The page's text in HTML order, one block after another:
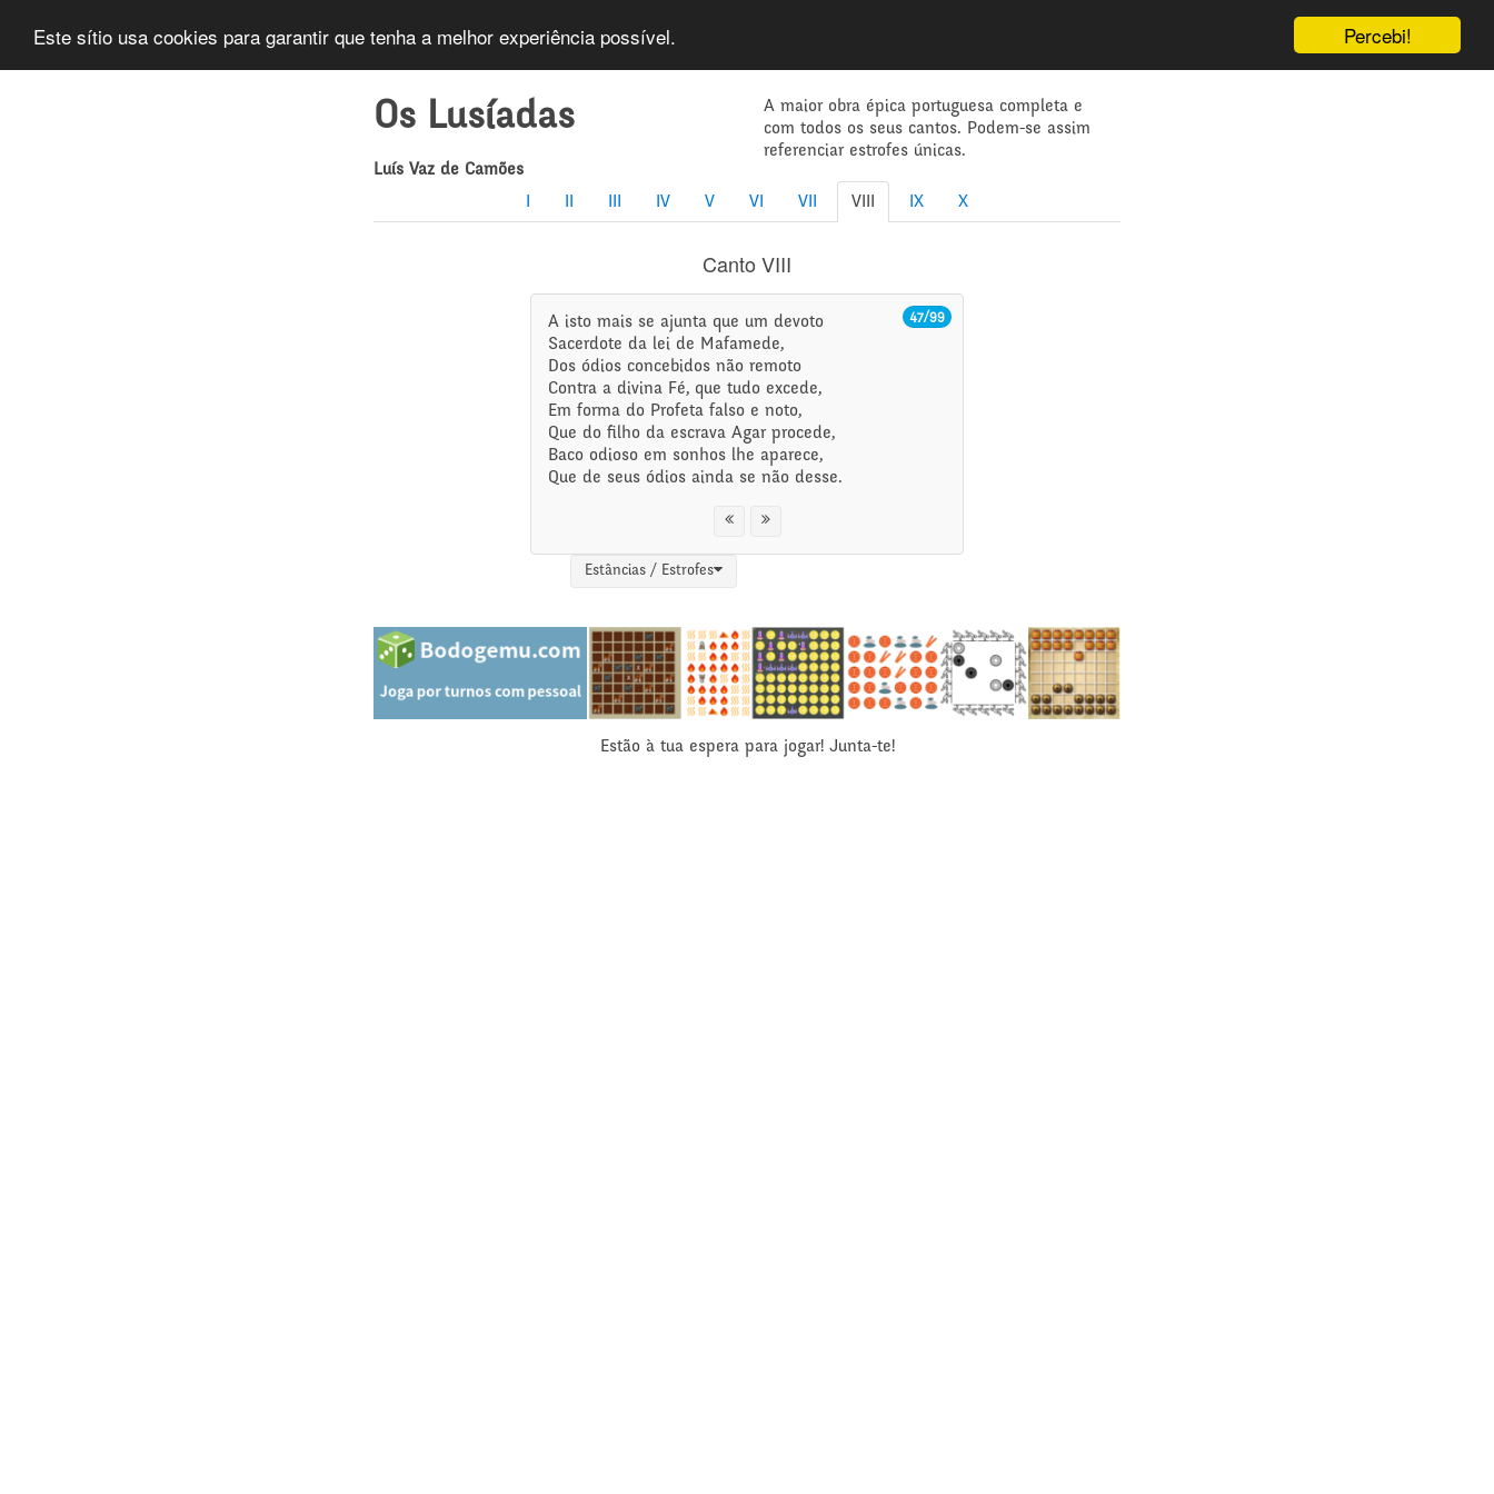
Percebi!
Este sítio usa cookies para garantir que tenha a melhor experiência possível.
Os Lusíadas
Luís Vaz de Camões
A maior obra épica portuguesa completa e
com todos os seus cantos. Podem-se assim
referenciar estrofes únicas.
IV V VI VII VIII IX X
Canto VIII
47/99
A isto mais se ajunta que um devoto
Sacerdote da lei de Mafamede,
Dos ódios concebidos não remoto
Contra a divina Fé, que tudo excede,
Em forma do Profeta falso e noto,
Que do filho da escrava Agar procede,
Baco odioso em sonhos lhe aparece,
Que de seus ódios ainda se não desse.
Estâncias / Estrofes
Estão à tua espera para jogar! Junta-te!